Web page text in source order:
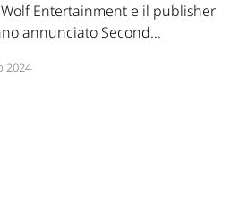
Entertainment e il publisher
annunciato Second...
2024